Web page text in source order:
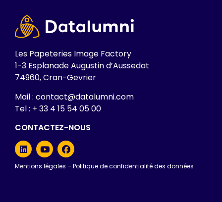
Les Papeteries Image Factory
1-3 Esplanade Augustin d’Aussedat
74960, Cran-Gevrier
Mail : contact@datalumni.com
Tel : + 33 4 15 54 05 00
CONTACTEZ-NOUS
Mentions légales –Politique de confidentialité des données